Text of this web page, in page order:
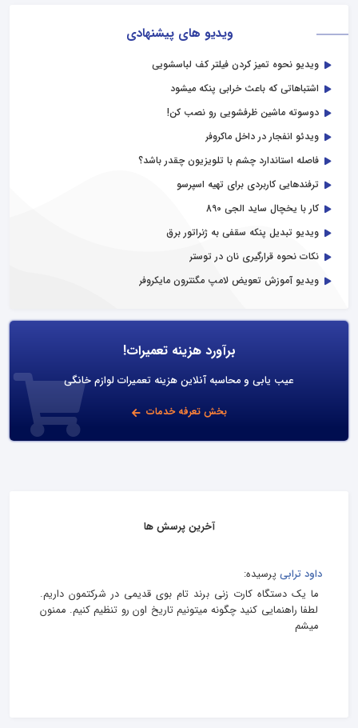
ویدیو های پیشنهادی
ویدیو نحوه تمیز کردن فیلتر کف لباسشویی
اشتباهاتی که باعث خرابی پنکه میشود
دوسوته ماشین ظرفشویی رو نصب کن!
ویدئو انفجار در داخل ماکروفر
فاصله استاندارد چشم با تلویزیون چقدر باشد؟
ترفندهایی کاربردی برای تهیه اسپرسو
کار با یخچال ساید الجی 890
ویدیو تبدیل پنکه سقفی به ژنراتور برق
نکات نحوه قرارگیری نان در توستر
ویدیو آموزش تعویض لامپ مگنترون مایکروفر
برآورد هزینه تعمیرات!
عیب یابی و محاسبه آنلاین هزینه تعمیرات لوازم خانگی
بخش تعرفه خدمات
آخرین پرسش ها
داود ترابی پرسیده:
ما یک دستگاه کارت زنی برند تام بوی قدیمی در شرکتمون داریم.
لطفا راهنمایی کنید چگونه میتونیم تاریخ اون رو تنظیم کنیم. ممنون
میشم